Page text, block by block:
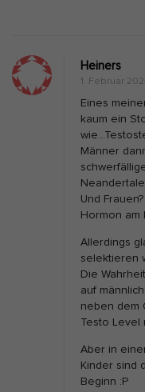
Heiners
1. Februar
Eines
kaum ein
Männer
Und
Hormon am
Allerdings
selektieren
Die
auf
neben dem
Testo Level
Aber in
Kinder sind
Beginn :P